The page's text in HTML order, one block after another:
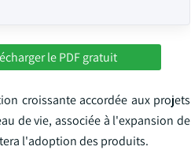
le PDF gratuit
croissante accordée aux projets
de vie, associée à l'expansion de
l'adoption des produits.